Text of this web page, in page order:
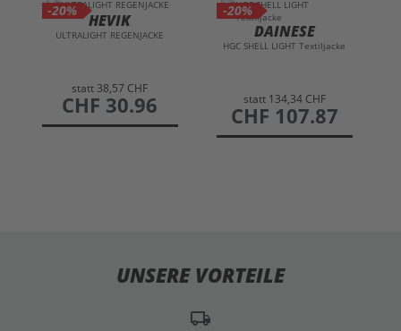
-20%
HEVIK
ULTRALIGHT REGENJACKE
statt 38,57 CHF
preis
CHF 30.96
-20%
DAINESE
HGC SHELL LIGHT Textiljacke
statt 134,34 CHF
preis
CHF 107.87
UNSERE VORTEILE
local_shipping